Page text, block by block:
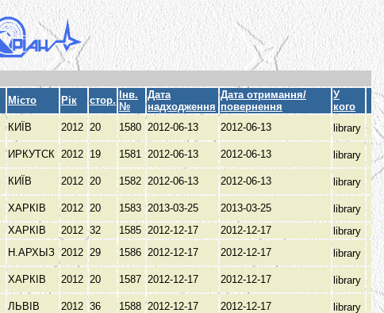
Місто Рік стор.
Інв.
№
Дата
надходження
Дата отримання/
повернення
У
кого
КИЇВ 2012 20 1580 2012-06-13 2012-06-13 library
ИРКУТСК 2012 19 1581 2012-06-13 2012-06-13 library
КИЇВ 2012 20 1582 2012-06-13 2012-06-13 library
ХАРКІВ 2012 20 1583 2013-03-25 2013-03-25
library
ХАРКІВ 2012 32 1585 2012-12-17 2012-12-17
library
Н.АРХЫЗ 2012 29 1586 2012-12-17 2012-12-17 library
ХАРКІВ 2012 20 1587 2012-12-17 2012-12-17 library
ЛЬВІВ 2012 36 1588 2012-12-17 2012-12-17
library